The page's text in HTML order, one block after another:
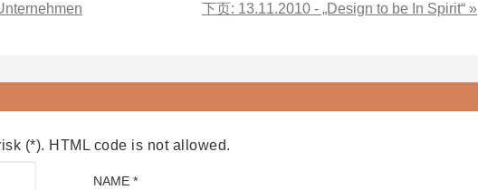
下页: 13.11.2010 - „Design to be In Spirit“ »
(*). HTML code is not allowed.
NAME *